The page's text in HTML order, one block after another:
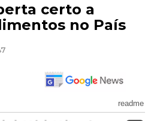
certo a
no País
readme